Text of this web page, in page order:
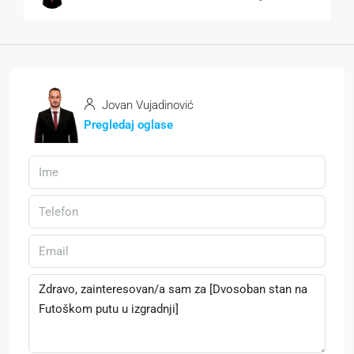
Jovan Vujadinović
Pregledaj oglase